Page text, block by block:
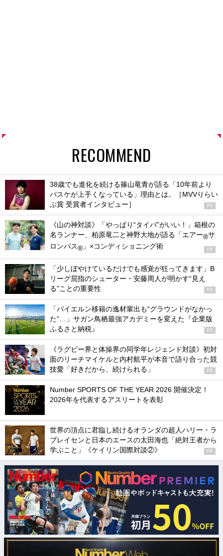
RECOMMEND
38歳でも進化を続ける篠山竜青が語る「10年前より
バスケが上手くなっている」理由とは。［MVVりらい
ぶ賞 受賞者インタビュー］
PR
《山の神対談》「やっぱり“タイパ”がいい！」箱根の
名ランナー、柏原竜二と神野大地が語る「エアー®サ
ロンパス® 」×コンディショニング術 PR
「少しぼやけているだけでも感覚が狂ってきます」B
リーグ屈指のシューター・安藤周人が明かす“見え
る”ことの重要性
PR
「バイエルン移籍の逸材輩出も“グラウンドがなかっ
た”…」サガン鳥栖最強アカデミーを変えた『企業版
ふるさと納税』
PR
《ラグビー界と体操界の同学年レジェンド対談》初対
面のリーチマイケルと内村航平が本音で語り合った競
技愛「好きだから、続けられる」
PR
Number SPORTS OF THE YEAR 2026 開催決定！
2026年を代表するアスリートを表彰
世界の頂点に君臨し続けるオランダの超人ハリー・ラ
ブレイセンと日本のエースの太田海也「絶対王者から
学ぶこと」《ケイリン国際対談②》
PR